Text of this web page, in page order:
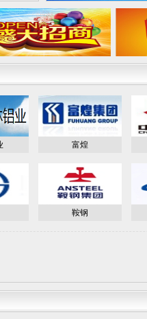
富煌
鞍钢